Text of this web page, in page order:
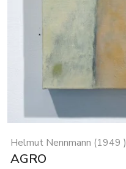
Helmut Nennmann (1949 )
AGRO